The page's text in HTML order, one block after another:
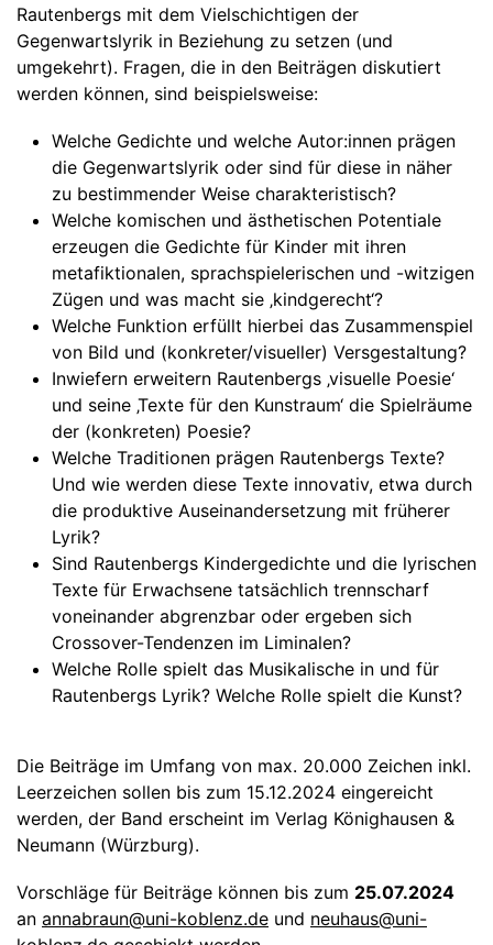
Rautenbergs mit dem Vielschichtigen der
Gegenwartslyrik in Beziehung zu setzen (und
umgekehrt). Fragen, die in den Beiträgen diskutiert
werden können, sind beispielsweise:
Welche Gedichte und welche Autor:innen prägen
die Gegenwartslyrik oder sind für diese in näher
zu bestimmender Weise charakteristisch?
Welche komischen und ästhetischen Potentiale
erzeugen die Gedichte für Kinder mit ihren
metafiktionalen, sprachspielerischen und -witzigen
Zügen und was macht sie ‚kindgerecht‘?
Welche Funktion erfüllt hierbei das Zusammenspiel
von Bild und (konkreter/visueller) Versgestaltung?
Inwiefern erweitern Rautenbergs ‚visuelle Poesie‘
und seine ‚Texte für den Kunstraum‘ die Spielräume
der (konkreten) Poesie?
Welche Traditionen prägen Rautenbergs Texte?
Und wie werden diese Texte innovativ, etwa durch
die produktive Auseinandersetzung mit früherer
Lyrik?
Sind Rautenbergs Kindergedichte und die lyrischen
Texte für Erwachsene tatsächlich trennscharf
voneinander abgrenzbar oder ergeben sich
Crossover-Tendenzen im Liminalen?
Welche Rolle spielt das Musikalische in und für
Rautenbergs Lyrik? Welche Rolle spielt die Kunst?
Die Beiträge im Umfang von max. 20.000 Zeichen inkl.
Leerzeichen sollen bis zum 15.12.2024 eingereicht
werden, der Band erscheint im Verlag Könighausen &
Neumann (Würzburg).
Vorschläge für Beiträge können bis zum 25.07.2024
an annabraun@uni-koblenz.de und neuhaus@uni-